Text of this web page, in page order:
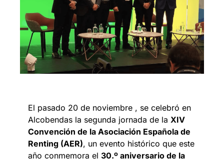
El pasado 20 de noviembre , se celebró en
Alcobendas la segunda jornada de la XIV
Convención de la Asociación Española de
Renting (AER), un evento histórico que este
año conmemora el 30.º aniversario de la